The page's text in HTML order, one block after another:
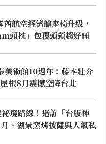
航空經濟艙座椅升級，
頭枕」包覆頭頸超好睡
美術館10週年：藤本壯介
根8月震撼空降台北
境路線！造訪「台版神
、湖景窯烤披薩與人氣私